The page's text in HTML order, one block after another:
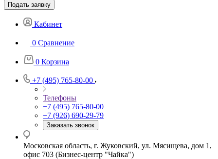
Подать заявку
Кабинет
0 Сравнение
0 Корзина
+7 (495) 765-80-00
Телефоны
+7 (495) 765-80-00
+7 (926) 690-29-79
Заказать звонок
Московская область, г. Жуковский, ул. Мясищева, дом 1,
офис 703 (Бизнес-центр "Чайка")